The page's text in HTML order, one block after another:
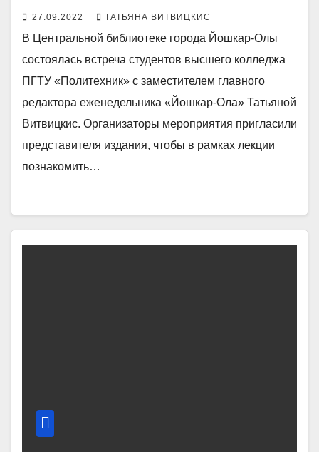
27.09.2022 ТАТЬЯНА ВИТВИЦКИС
В Центральной библиотеке города Йошкар-Олы
состоялась встреча студентов высшего колледжа
ПГТУ «Политехник» с заместителем главного
редактора еженедельника «Йошкар-Ола» Татьяной
Витвицкис. Организаторы мероприятия пригласили
представителя издания, чтобы в рамках лекции
познакомить…